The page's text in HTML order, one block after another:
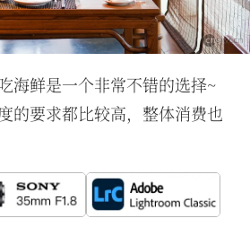
海鲜是一个非常不错的选择~
的要求都比较高，整体消费也